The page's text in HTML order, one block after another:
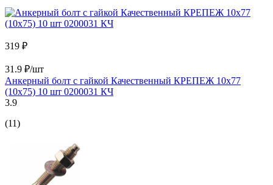
319 ₽
31.9 ₽/шт
Анкерный болт с гайкой Качественный КРЕПЕЖ 10х77
(10х75) 10 шт 0200031 КЧ
3.9
(11)